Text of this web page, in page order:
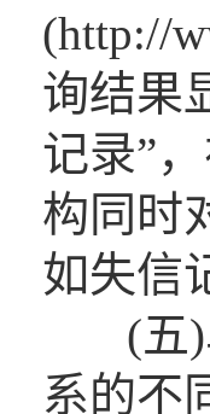
(http://
询结果
记录”
构同时
如失信
(五)
系的不